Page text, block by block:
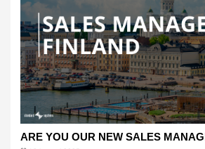
ARE YOU OUR NEW SALES